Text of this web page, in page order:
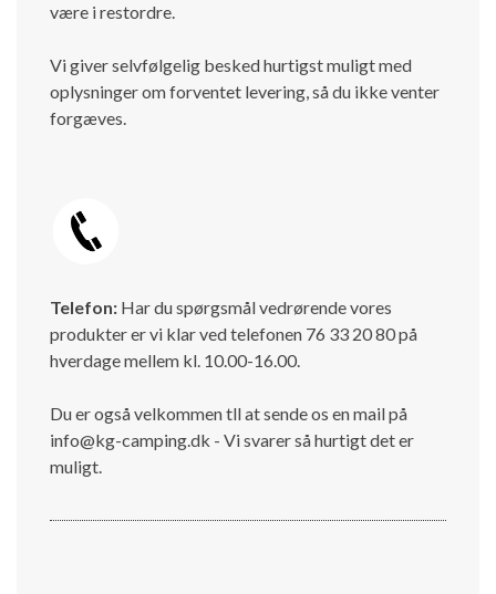
være i restordre.
Vi giver selvfølgelig besked hurtigst muligt med
oplysninger om forventet levering, så du ikke venter
forgæves.
Telefon: Har du spørgsmål vedrørende vores
produkter er vi klar ved telefonen 76 33 20 80 på
hverdage mellem kl. 10.00-16.00.
Du er også velkommen tll at sende os en mail på
info@kg-camping.dk - Vi svarer så hurtigt det er
muligt.